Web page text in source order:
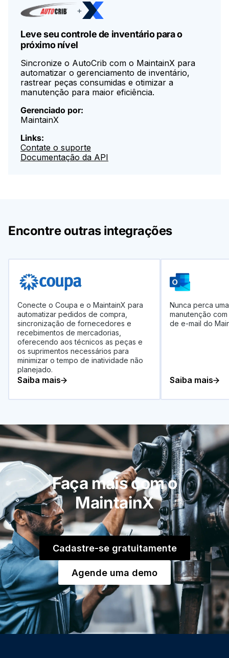
+
Leve seu controle de inventário para o
próximo nível
Sincronize o AutoCrib com o MaintainX para
automatizar o gerenciamento de inventário,
rastrear peças consumidas e otimizar a
manutenção para maior eficiência.
Gerenciado por:
MaintainX
Links:
Contate o suporte
Documentação da API
Encontre outras integrações
Conecte o Coupa e o MaintainX para
automatizar pedidos de compra,
sincronização de fornecedores e
recebimentos de mercadorias,
oferecendo aos técnicos as peças e
os suprimentos necessários para
minimizar o tempo de inatividade não
planejado.
Saiba mais
Nunca perca
manutenção
de e-mail do
Saiba mais
Faça mais com o
MaintainX
Cadastre-se gratuitamente
Agende uma demo